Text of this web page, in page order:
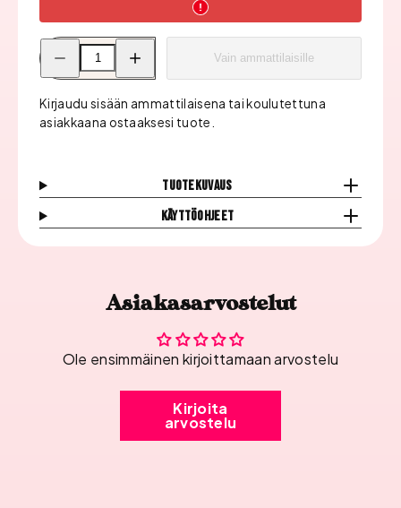
Pienennä
Moyra
Supershine
Femme
fatale
määrää
Moyra
Supershine
Femme
määrää
Vain ammattilaisille
Kirjaudu sisään ammattilaisena tai koulutettuna
asiakkaana ostaaksesi tuote.
Tuotekuvaus
Käyttöohjeet
Asiakasarvostelut
Ole ensimmäinen kirjoittamaan arvostelu
Kirjoita
arvostelu